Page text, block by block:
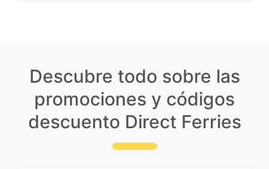
Descubre todo sobre las
promociones y códigos
descuento Direct Ferries